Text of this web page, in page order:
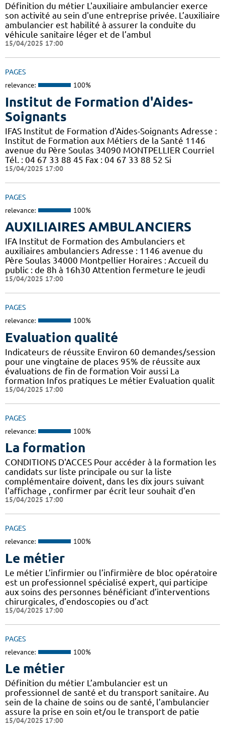
Définition du métier L'auxiliaire ambulancier exerce
son activité au sein d'une entreprise privée. L’auxiliaire
ambulancier est habilité à assurer la conduite du
véhicule sanitaire léger et de l’ambul
15/04/2025 17:00
PAGES
relevance: 100%
Institut de Formation d'Aides-
Soignants
IFAS Institut de Formation d'Aides-Soignants Adresse :
Institut de Formation aux Métiers de la Santé 1146
avenue du Père Soulas 34090 MONTPELLIER Courriel
Tél. : 04 67 33 88 45 Fax : 04 67 33 88 52 Si
15/04/2025 17:00
PAGES
relevance: 100%
AUXILIAIRES AMBULANCIERS
IFA Institut de Formation des Ambulanciers et
auxiliaires ambulanciers Adresse : 1146 avenue du
Père Soulas 34000 Montpellier Horaires : Accueil du
public : de 8h à 16h30 Attention fermeture le jeudi
15/04/2025 17:00
PAGES
relevance: 100%
Evaluation qualité
Indicateurs de réussite Environ 60 demandes/session
pour une vingtaine de places 95% de réussite aux
évaluations de fin de formation Voir aussi La
formation Infos pratiques Le métier Evaluation qualit
15/04/2025 17:00
PAGES
relevance: 100%
La formation
CONDITIONS D'ACCES Pour accéder à la formation les
candidats sur liste principale ou sur la liste
complémentaire doivent, dans les dix jours suivant
l'affichage , confirmer par écrit leur souhait d'en
15/04/2025 17:00
PAGES
relevance: 100%
Le métier
Le métier L’infirmier ou l’infirmière de bloc opératoire
est un professionnel spécialisé expert, qui participe
aux soins des personnes bénéficiant d’interventions
chirurgicales, d’endoscopies ou d’act
15/04/2025 17:00
PAGES
relevance: 100%
Le métier
Définition du métier L’ambulancier est un
professionnel de santé et du transport sanitaire. Au
sein de la chaine de soins ou de santé, l’ambulancier
assure la prise en soin et/ou le transport de patie
15/04/2025 17:00